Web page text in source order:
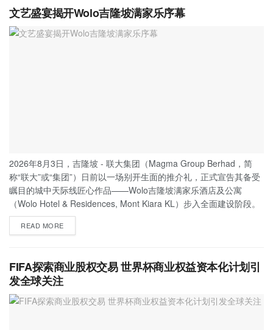
文艺盛宴揭开Wolo吉隆坡满家乐序幕
2026年8月3日，吉隆坡 - 联大集团（Magma Group Berhad，简
称“联大”或“集团”）日前以一场别开生面的推介礼，正式宣告其备受
瞩目的城中天际线匠心作品——Wolo吉隆坡满家乐酒店及公寓
（Wolo Hotel & Residences, Mont Kiara KL）步入全面建设阶段。
READ MORE
FIFA探索商业股权交易 世界杯商业权益资本化计划引
发全球关注